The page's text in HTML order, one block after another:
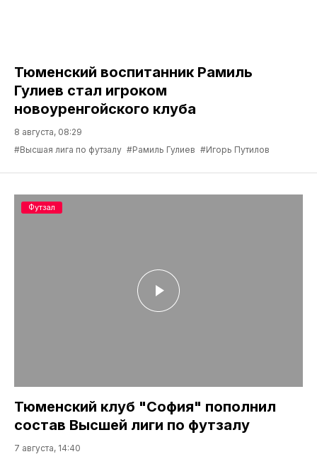
Тюменский воспитанник Рамиль
Гулиев стал игроком
новоуренгойского клуба
8 августа, 08:29
#Высшая лига по футзалу #Рамиль Гулиев #Игорь Путилов
Тюменский клуб "София" пополнил
состав Высшей лиги по футзалу
7 августа, 14:40
Футзал